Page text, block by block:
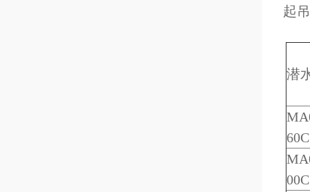
起
潜
60C
00C